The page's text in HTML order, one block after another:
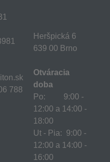
788
Heršpická 6
639 00 Brno
Otváracia
doba
Po: 9:00 -
12:00 a 14:00 -
18:00
Ut - Pia: 9:00 -
12:00 a 14:00 -
16:00